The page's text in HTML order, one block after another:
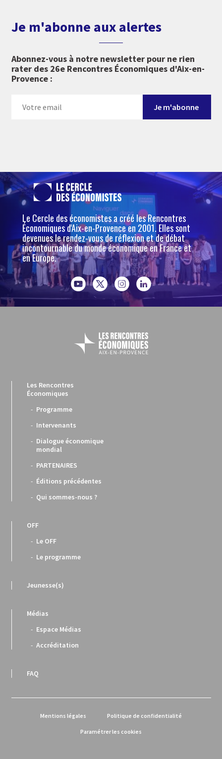
Je m'abonne aux alertes
Abonnez-vous à notre newsletter pour ne rien
rater des 26e Rencontres Économiques d'Aix-en-
Provence :
Le Cercle des économistes a créé les Rencontres
Économiques d'Aix-en-Provence en 2001. Elles sont
devenues le rendez-vous de réflexion et de débat
incontournable du monde économique en France et
en Europe.
Les Rencontres
Économiques
Programme
Intervenants
Dialogue économique
mondial
PARTENAIRES
Éditions précédentes
Qui sommes-nous ?
OFF
Le OFF
Le programme
Jeunesse(s)
Médias
Espace Médias
Accréditation
FAQ
Mentions légales Politique de confidentialité
Paramétrer les cookies